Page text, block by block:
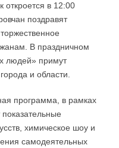
откроется в 12:00
поздравят
В праздничном
людей» примут
и области.
программа, в рамках
показательные
химическое шоу и
самодеятельных